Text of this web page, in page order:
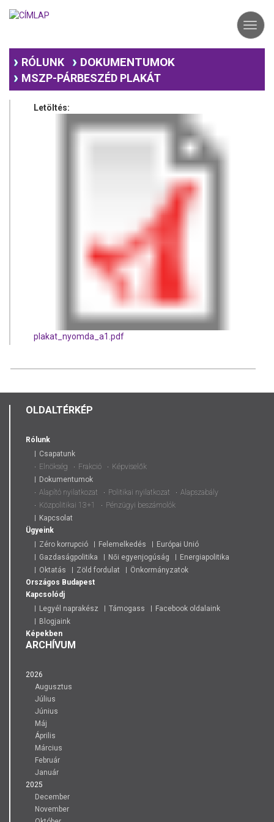
RÓLUNK DOKUMENTUMOK
MSZP-PÁRBESZÉD PLAKÁT
Letöltés:
plakat_nyomda_a1.pdf
OLDALTÉRKÉP
Rólunk
Csapatunk
Elnökség
Frakció
Képviselők
Dokumentumok
Alapító nyilatkozat
Politikai nyilatkozat
Alapszabály
Közpolitikai 13+1
Pénzügyi beszámolók
Kapcsolat
Ügyeink
Zéro korrupció
Felemelkedés
Európai Unió
Gazdaságpolitika
Női egyenjogúság
Energiapolitika
Oktatás
Zöld fordulat
Önkormányzatok
Országos Budapest
Kapcsolódj
Legyél naprakész
Támogass
Facebook oldalaink
Blogjaink
Képekben
ARCHÍVUM
2026
Augusztus
Július
Június
Máj
Április
Március
Február
Január
2025
December
November